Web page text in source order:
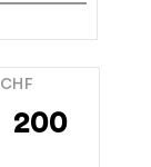
CHF
200